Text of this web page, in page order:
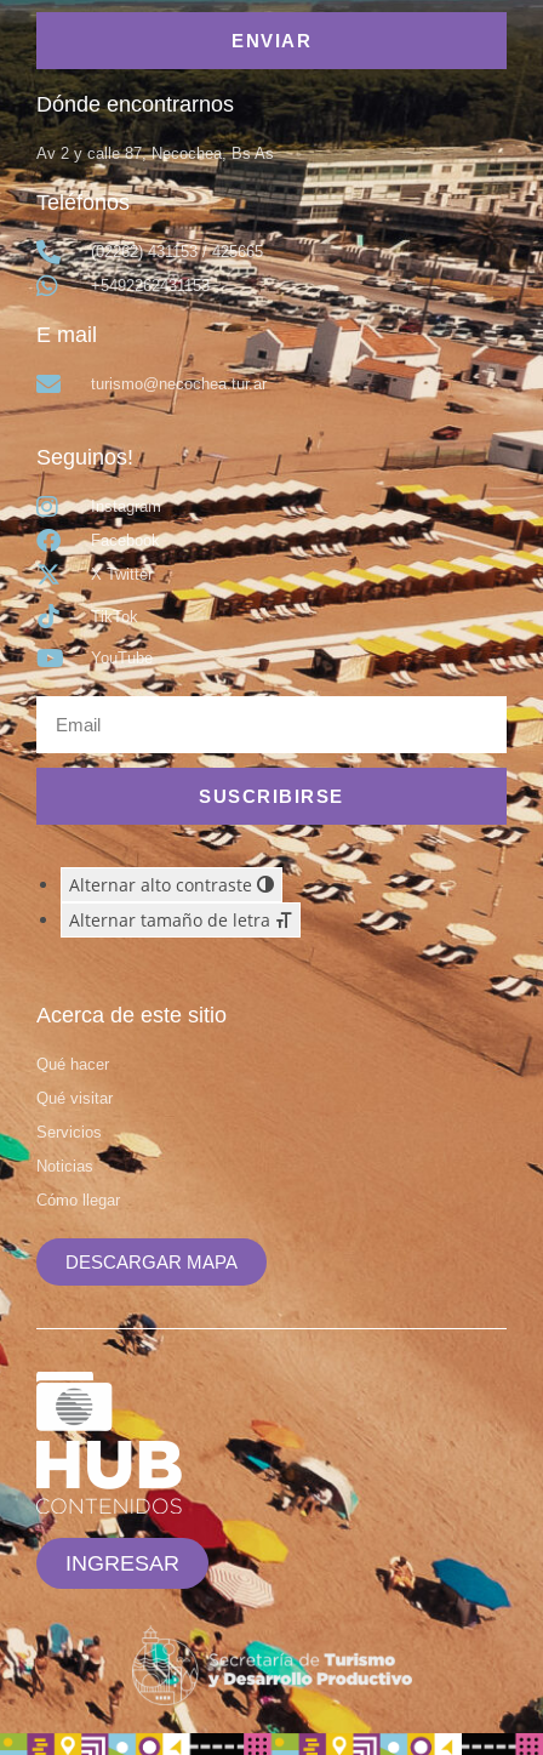
ENVIAR
Dónde encontrarnos
Av 2 y calle 87, Necochea, Bs As
Teléfonos
(02262) 431153 / 425665
+5492262431153
E mail
turismo@necochea.tur.ar
Seguinos!
Instagram
Facebook
X Twitter
TikTok
YouTube
SUSCRIBIRSE
Alternar alto contraste
Alternar tamaño de letra
Acerca de este sitio
Qué hacer
Qué visitar
Servicios
Noticias
Cómo llegar
DESCARGAR MAPA
INGRESAR